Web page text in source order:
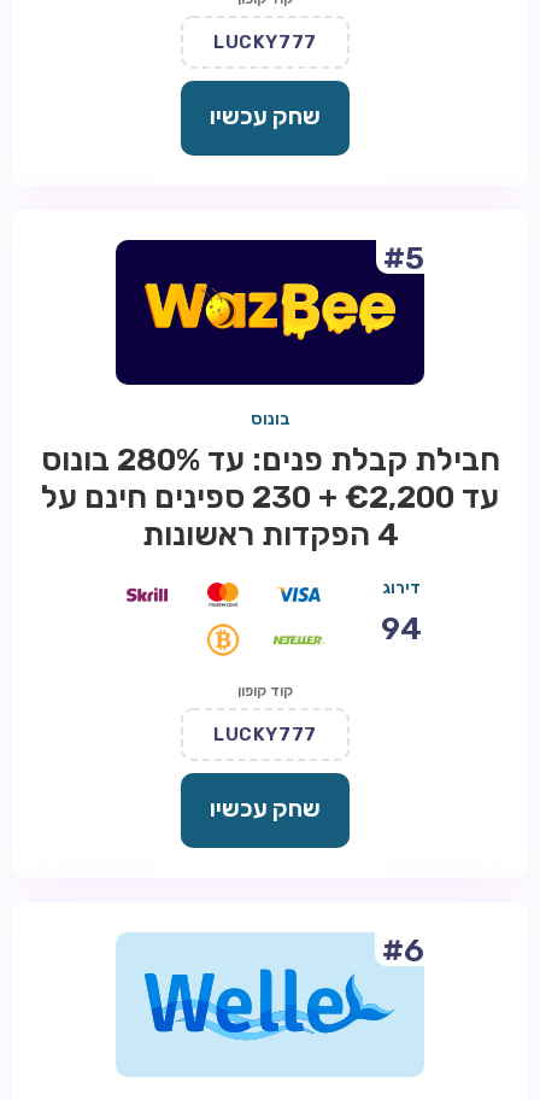
LUCKY777
שחק עכשיו
#5
בונוס
חבילת קבלת פנים: עד 280% בונוס
עד €2,200 + 230 ספינים חינם על
4 הפקדות ראשונות
דירוג
94
קוד קופון
LUCKY777
שחק עכשיו
#6